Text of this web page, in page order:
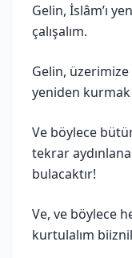
Gelin, İslâm’ı
çalışalım.
Gelin,
yeniden
Ve böylece
tekrar
bulacaktır!
Ve, ve böylece
kurtulalım